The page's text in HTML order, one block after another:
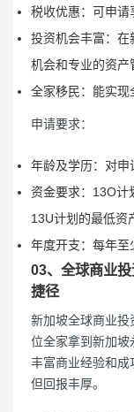
税收优惠：可申请
投资机会丰富：在
机会和专业的资产
全家移民：能实现
申请要求：
年龄及学历：对申
资金要求：13O计
13U计划的最低资
年度开支：每年至
03、全球商业
捷径
新加坡全球商业投
位全家拿到新加坡
丰富商业经验和成
但回报丰厚。